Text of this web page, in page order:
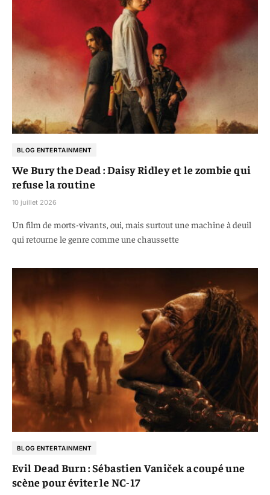
BLOG ENTERTAINMENT
We Bury the Dead : Daisy Ridley et le zombie qui
refuse la routine
10 juillet 2026
Un film de morts-vivants, oui, mais surtout une machine à deuil
qui retourne le genre comme une chaussette
BLOG ENTERTAINMENT
Evil Dead Burn : Sébastien Vaniček a coupé une
scène pour éviter le NC-17